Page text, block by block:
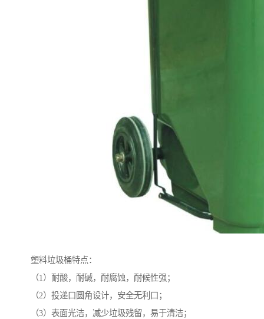
塑料垃圾桶特点：
（1）耐酸，耐碱，耐腐蚀，耐候性强；
（2）投递口圆角设计，安全无利口；
（3）表面光洁，减少垃圾残留，易于清洁；